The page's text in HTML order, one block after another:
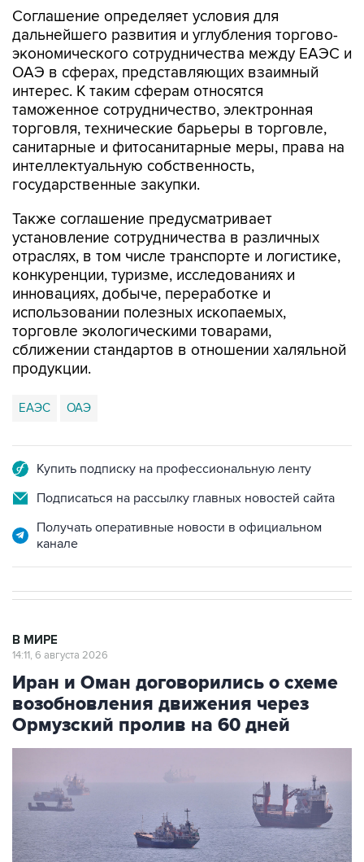
Соглашение определяет условия для
дальнейшего развития и углубления торгово-
экономического сотрудничества между ЕАЭС и
ОАЭ в сферах, представляющих взаимный
интерес. К таким сферам относятся
таможенное сотрудничество, электронная
торговля, технические барьеры в торговле,
санитарные и фитосанитарные меры, права на
интеллектуальную собственность,
государственные закупки.
Также соглашение предусматривает
установление сотрудничества в различных
отраслях, в том числе транспорте и логистике,
конкуренции, туризме, исследованиях и
инновациях, добыче, переработке и
использовании полезных ископаемых,
торговле экологическими товарами,
сближении стандартов в отношении халяльной
продукции.
ЕАЭС ОАЭ
Купить подписку на профессиональную ленту
Подписаться на рассылку главных новостей сайта
Получать оперативные новости в официальном
канале
В МИРЕ
14:11, 6 августа 2026
Иран и Оман договорились о схеме
возобновления движения через
Ормузский пролив на 60 дней